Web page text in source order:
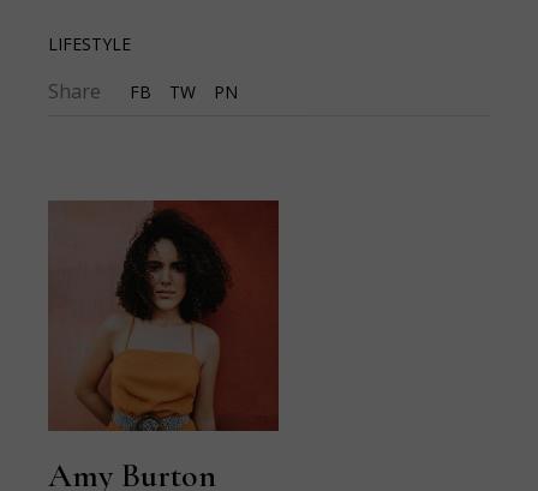
LIFESTYLE
Share FB TW PN
Amy Burton